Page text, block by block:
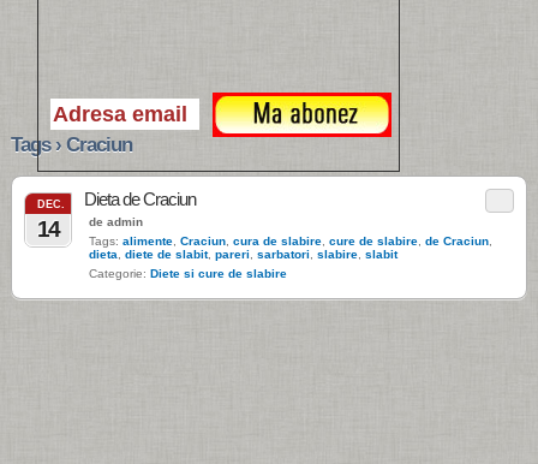
Tags › Craciun
DEC.
14
Dieta de Craciun
de admin
Tags: alimente Craciun cura de slabire cure de slabire de Craciun
dieta
diete de slabit, pareri sarbatori slabire slabit
Categorie: Diete si cure de slabire